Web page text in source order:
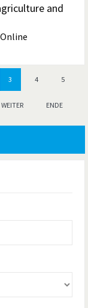
and
Online
3 4 5
WEITER ENDE